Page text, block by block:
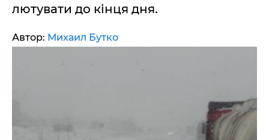
лютувати до кінця дня.
Автор: Михаил Бутко